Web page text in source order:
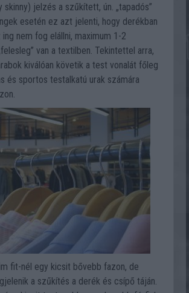
skinny) jelzés a szűkített, ún. „tapadós”
esetén ez azt jelenti, hogy derékban
nem fog elállni, maximum 1-2
van a textilben. Tekintettel arra,
kiválóan követik a test vonalát főleg
és sportos testalkatú urak számára
fit-nél egy kicsit bővebb fazon, de
a szűkítés a derék és csípő táján.